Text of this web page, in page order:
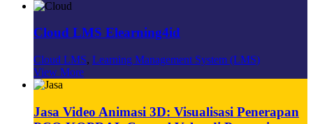
Cloud LMS Elearning4id
Cloud LMS, Learning Management System (LMS)
View More
Jasa Video Animasi 3D: Visualisasi Penerapan